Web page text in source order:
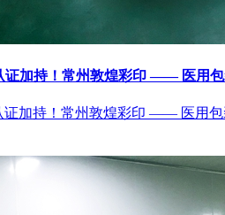
证加持！常州敦煌彩印 —— 医用
证加持！常州敦煌彩印 —— 医用